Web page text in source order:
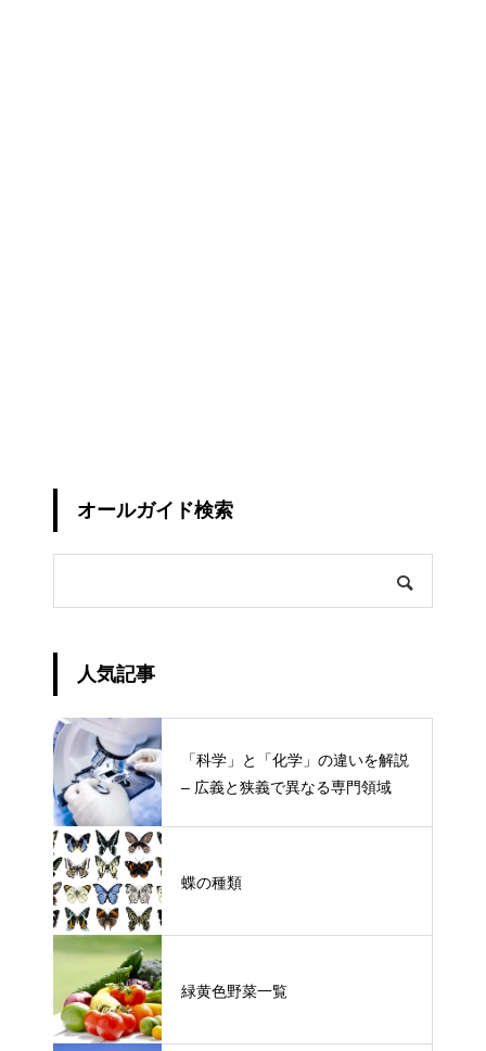
オールガイド検索
人気記事
「科学」と「化学」の違いを解説
– 広義と狭義で異なる専門領域
蝶の種類
緑黄色野菜一覧